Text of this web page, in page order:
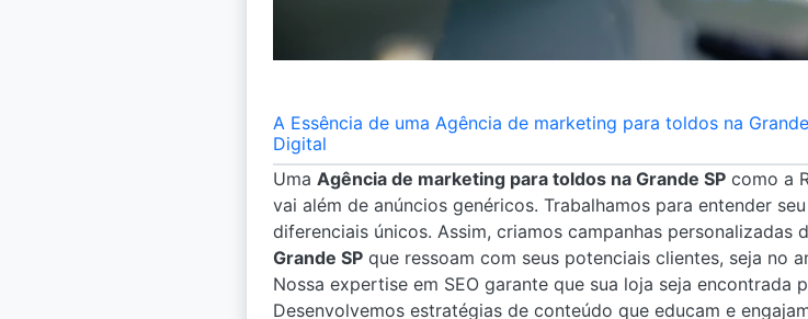
A Essência de uma Agência de marketing para toldos na
Digital
Uma Agência de marketing para toldos na Grande SP como a
vai além de anúncios genéricos. Trabalhamos para entender
diferenciais únicos. Assim, criamos campanhas personalizadas
Grande SP que ressoam com seus potenciais clientes, seja no
Nossa expertise em SEO garante que sua loja seja
Desenvolvemos estratégias de conteúdo que educam e